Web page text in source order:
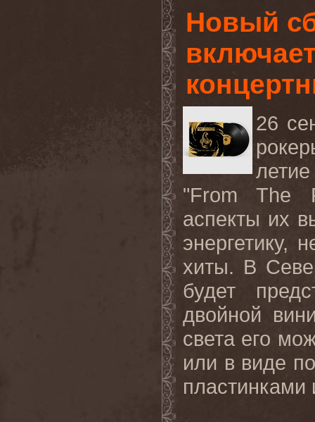
Новый
26
"From The
аспекты их
энергетику,
хиты. В
будет
двойной
света его
или в виде
пластинками